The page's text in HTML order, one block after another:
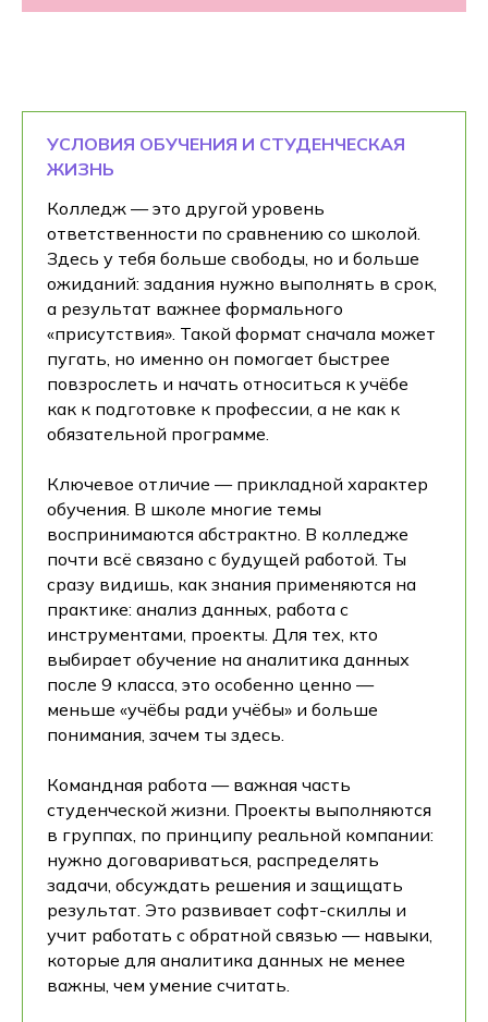
УСЛОВИЯ ОБУЧЕНИЯ И СТУДЕНЧЕСКАЯ
ЖИЗНЬ
Колледж — это другой уровень
ответственности по сравнению со школой.
Здесь у тебя больше свободы, но и больше
ожиданий: задания нужно выполнять в срок,
а результат важнее формального
«присутствия». Такой формат сначала может
пугать, но именно он помогает быстрее
повзрослеть и начать относиться к учёбе
как к подготовке к профессии, а не как к
обязательной программе.
Ключевое отличие — прикладной характер
обучения. В школе многие темы
воспринимаются абстрактно. В колледже
почти всё связано с будущей работой. Ты
сразу видишь, как знания применяются на
практике: анализ данных, работа с
инструментами, проекты. Для тех, кто
выбирает обучение на аналитика данных
после 9 класса, это особенно ценно —
меньше «учёбы ради учёбы» и больше
понимания, зачем ты здесь.
Командная работа — важная часть
студенческой жизни. Проекты выполняются
в группах, по принципу реальной компании:
нужно договариваться, распределять
задачи, обсуждать решения и защищать
результат. Это развивает софт-скиллы и
учит работать с обратной связью — навыки,
которые для аналитика данных не менее
важны, чем умение считать.